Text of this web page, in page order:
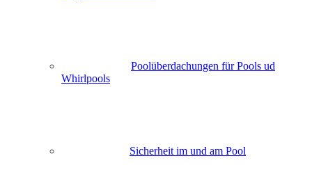
Poolüberdachungen für Pools ud
Whirlpools
Sicherheit im und am Pool